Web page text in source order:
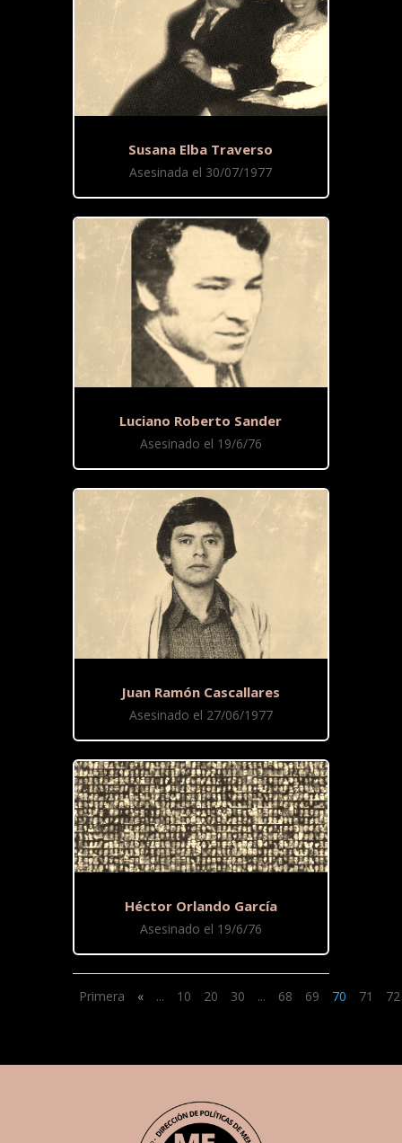
Susana Elba Traverso
Asesinada el 30/07/1977
Luciano Roberto Sander
Asesinado el 19/6/76
Juan Ramón Cascallares
Asesinado el 27/06/1977
Héctor Orlando García
Asesinado el 19/6/76
Primera « ... 10 20 30 ... 68 69 70 71 72